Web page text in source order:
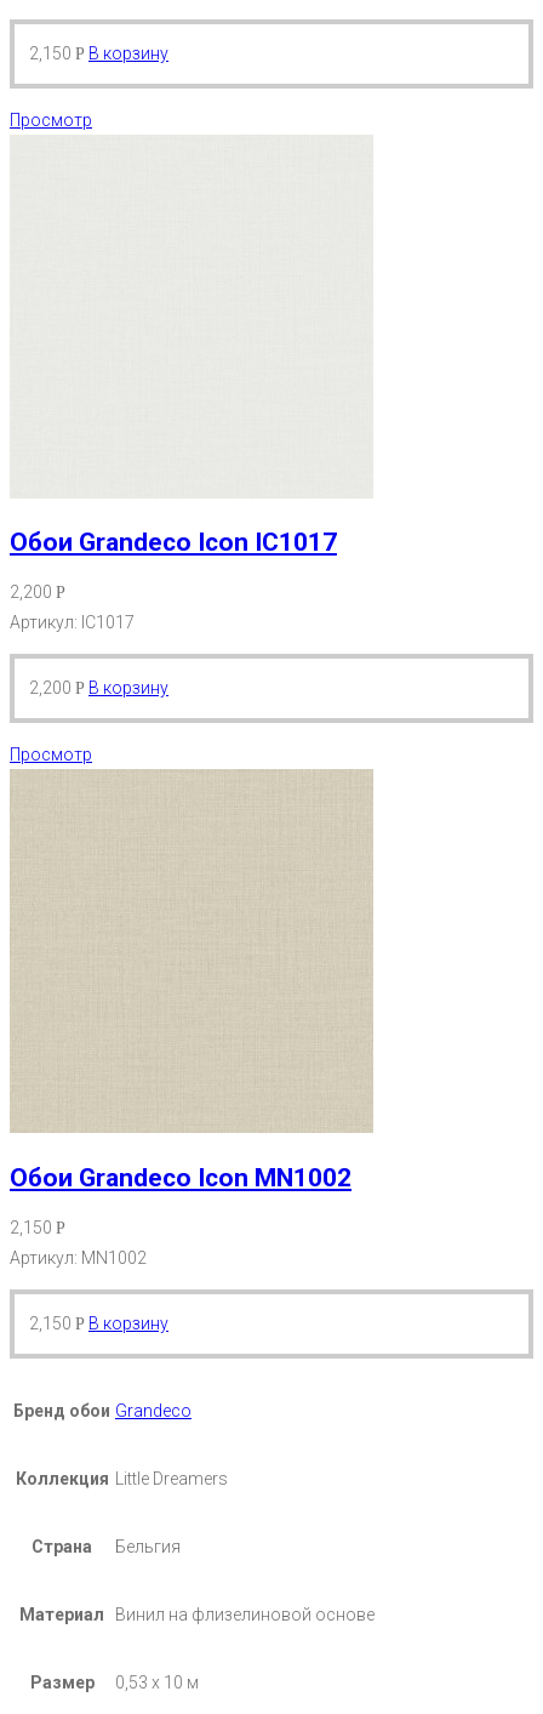
2,150 Р В корзину
Просмотр
Обои Grandeco Icon IC1017
2,200 Р
Артикул: IC1017
2,200 Р В корзину
Просмотр
Обои Grandeco Icon MN1002
2,150 Р
Артикул: MN1002
2,150 Р В корзину
Бренд обои Grandeco
Коллекция Little Dreamers
Страна Бельгия
Материал Винил на флизелиновой основе
Размер 0,53 х 10 м